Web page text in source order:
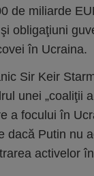
de miliarde
obligaţiuni
în Ucraina.
Sir Keir
unei „coaliţii
a focului în
dacă Putin nu
activelor